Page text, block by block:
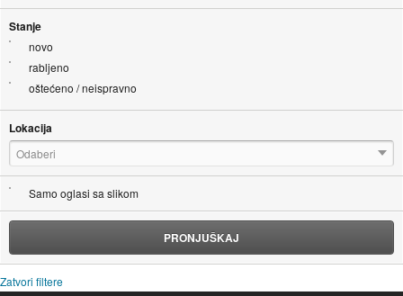
Stanje
novo
rabljeno
oštećeno / neispravno
Lokacija
Odaberi
Samo oglasi sa slikom
PRONJUŠKAJ
Zatvori filtere